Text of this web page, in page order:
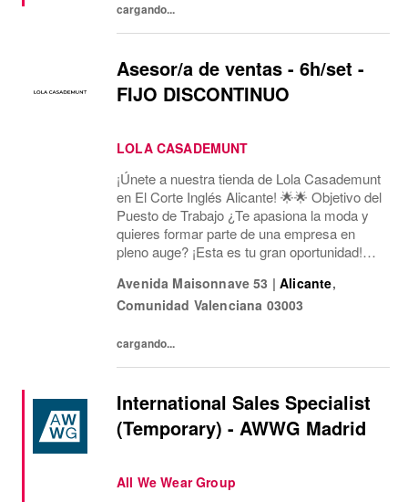
cargando...
Asesor/a de ventas - 6h/set -
FIJO DISCONTINUO
LOLA CASADEMUNT
¡Únete a nuestra tienda de Lola Casademunt
en El Corte Inglés Alicante! 🌟🌟 Objetivo del
Puesto de Trabajo ¿Te apasiona la moda y
quieres formar parte de una empresa en
pleno auge? ¡Esta es tu gran oportunidad!
para nuestra tienda en Av. Maisonnave, 53...
Avenida Maisonnave 53 | Alicante,
Comunidad Valenciana 03003
cargando...
International Sales Specialist
(Temporary) - AWWG Madrid
All We Wear Group